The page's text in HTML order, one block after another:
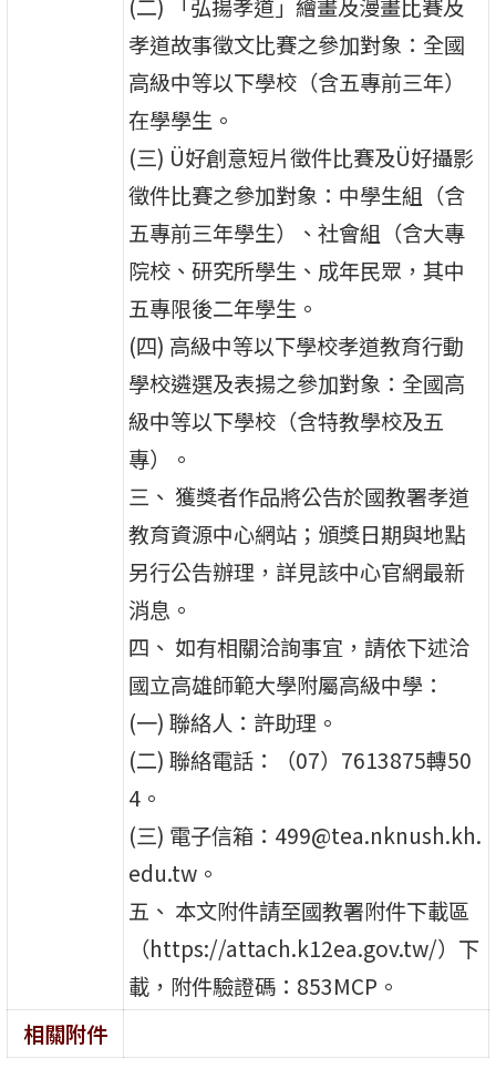
(二) 「弘揚孝道」繪畫及漫畫比賽及
孝道故事徵文比賽之參加對象：全國
高級中等以下學校（含五專前三年）
在學學生。
(三) Ü好創意短片徵件比賽及Ü好攝影
徵件比賽之參加對象：中學生組（含
五專前三年學生）、社會組（含大專
院校、研究所學生、成年民眾，其中
五專限後二年學生。
(四) 高級中等以下學校孝道教育行動
學校遴選及表揚之參加對象：全國高
級中等以下學校（含特教學校及五
專）。
三、 獲獎者作品將公告於國教署孝道
教育資源中心網站；頒獎日期與地點
另行公告辦理，詳見該中心官網最新
消息。
四、 如有相關洽詢事宜，請依下述洽
國立高雄師範大學附屬高級中學：
(一) 聯絡人：許助理。
(二) 聯絡電話：（07）7613875轉50
4。
(三) 電子信箱：499@tea.nknush.kh.
edu.tw。
五、 本文附件請至國教署附件下載區
（https://attach.k12ea.gov.tw/）下
載，附件驗證碼：853MCP。
相關附件